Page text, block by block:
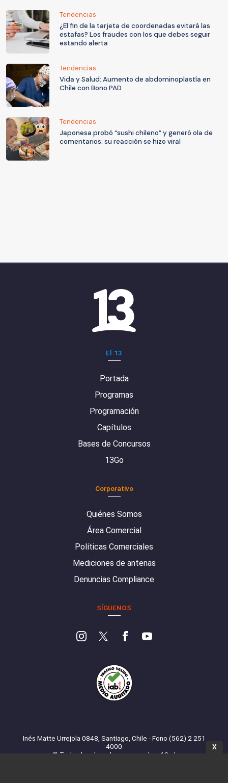
Tendencias
¿El fin de la tarjeta de coordenadas evitará las
estafas? Los fraudes con los que debes seguir
estando alerta
Tendencias
Vida y Salud: Aumento de abdominoplastía en
Chile con Bono PAD
Tendencias
Japonesa probó “sushi chileno” y generó ola de
comentarios: su reacción se hizo viral
El 13
Portada
Programas
Programación
Capítulos
Bases de Concursos
13Go
Corporativo
Quiénes Somos
Área Comercial
Políticas Comerciales
Mediciones de antenas
Denuncias Compliance
SÍGUENOS
Inés Matte Urrejola 0848, Santiago, Chile - Fono (562) 2 251
4000
© Todos los derechos reservados. 13.cl
X